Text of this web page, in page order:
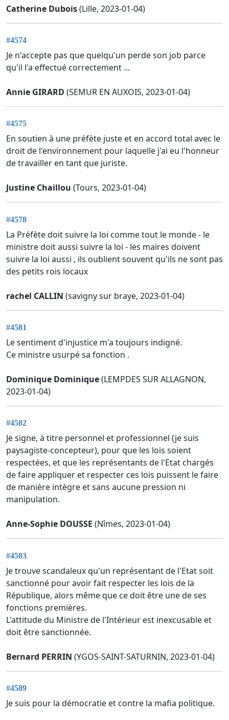
Catherine Dubois(Lille, 2023-01-04)
#4574
Je n'accepte pas que quelqu'un perde son job parce
qu'il l'a effectué correctement ...
Annie GIRARD (SEMUR EN AUXOIS, 2023-01-04)
#4575
En soutien à une préfète juste et en accord total avec le
droit de l'environnement pour laquelle j'ai eu l'honneur
de travailler en tant que juriste.
Justine Chaillou (Tours, 2023-01-04)
#4578
La Préfète doit suivre la loi comme tout le monde - le
ministre doit aussi suivre la loi - les maires doivent
suivre la loi aussi , ils oublient souvent qu'ils ne sont pas
des petits rois locaux
rachel CALLIN (savigny sur braye, 2023-01-04)
#4581
Le sentiment d'injustice m'a toujours indigné.
Ce ministre usurpé sa fonction .
Dominique Dominique(LEMPDES SUR ALLAGNON,
2023-01-04)
#4582
Je signe, à titre personnel et professionnel (je suis
paysagiste-concepteur), pour que les lois soient
respectées, et que les représentants de l'Etat chargés
de faire appliquer et respecter ces lois puissent le faire
de manière intègre et sans aucune pression ni
manipulation.
Anne-Sophie DOUSSE (Nîmes, 2023-01-04)
#4583
Je trouve scandaleux qu'un représentant de l'Etat soit
sanctionné pour avoir fait respecter les lois de la
République, alors même que ce doit être une de ses
fonctions premières.
L'attitude du Ministre de l'Intérieur est inexcusable et
doit être sanctionnée.
Bernard PERRIN (YGOS-SAINT-SATURNIN, 2023-01-04)
#4589
Je suis pour la démocratie et contre la mafia politique.